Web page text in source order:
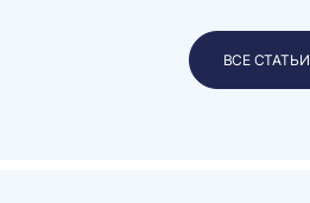
ВСЕ СТАТЬИ